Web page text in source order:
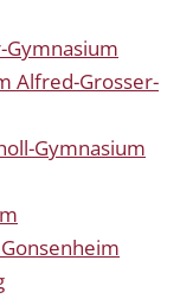
Gymnasium
Alfred-Grosser-
Gymnasium